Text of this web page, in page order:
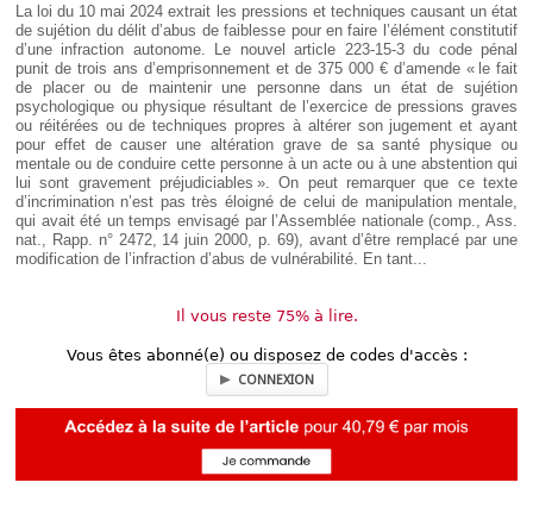
La loi du 10 mai 2024 extrait les pressions et techniques causant un état
de sujétion du délit d’abus de faiblesse pour en faire l’élément constitutif
d’une infraction autonome. Le nouvel article 223-15-3 du code pénal
punit de trois ans d’emprisonnement et de 375 000 € d’amende « le fait
de placer ou de maintenir une personne dans un état de sujétion
psychologique ou physique résultant de l’exercice de pressions graves
ou réitérées ou de techniques propres à altérer son jugement et ayant
pour effet de causer une altération grave de sa santé physique ou
mentale ou de conduire cette personne à un acte ou à une abstention qui
lui sont gravement préjudiciables ». On peut remarquer que ce texte
d’incrimination n’est pas très éloigné de celui de manipulation mentale,
qui avait été un temps envisagé par l’Assemblée nationale (comp., Ass.
nat., Rapp. n° 2472, 14 juin 2000, p. 69), avant d’être remplacé par une
modification de l’infraction d’abus de vulnérabilité. En tant...
Il vous reste 75% à lire.
Vous êtes abonné(e) ou disposez de codes d'accès :
CONNEXION